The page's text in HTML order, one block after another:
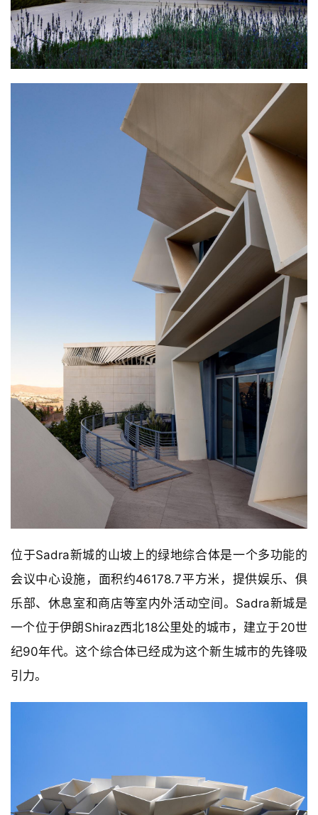
位于Sadra新城的山坡上的绿地综合体是一个多功能的
会议中心设施，面积约46178.7平方米，提供娱乐、俱
乐部、休息室和商店等室内外活动空间。Sadra新城是
一个位于伊朗Shiraz西北18公里处的城市，建立于20世
纪90年代。这个综合体已经成为这个新生城市的先锋吸
引力。